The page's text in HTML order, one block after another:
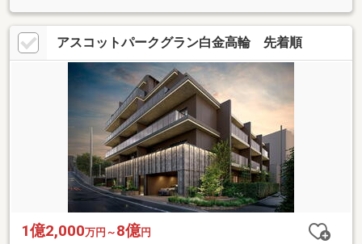
アスコットパークグラン白金高輪 先着順
1億2,000万円～ 8億円